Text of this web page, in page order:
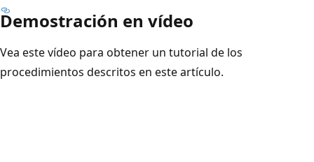
Demostración en vídeo
Vea este vídeo para obtener un tutorial de los
procedimientos descritos en este artículo.